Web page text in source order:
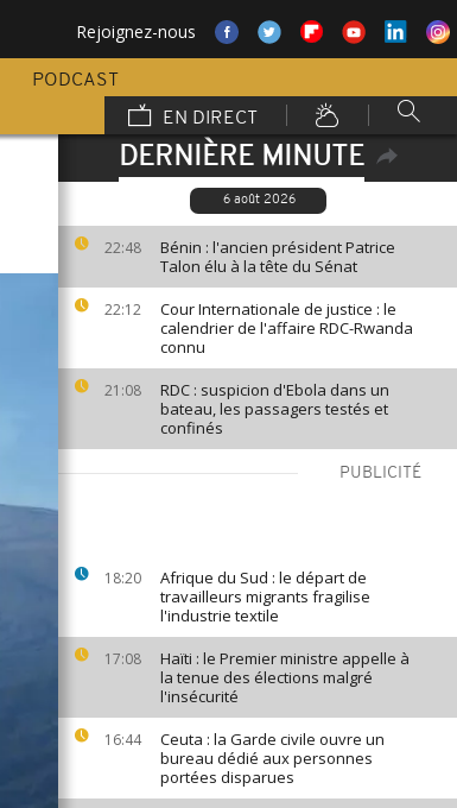
Rejoignez-nous
PODCAST
EN DIRECT
DERNIÈRE MINUTE
6 août 2026
22:48
Bénin : l'ancien président Patrice
Talon élu à la tête du Sénat
22:12
Cour Internationale de justice : le
calendrier de l'affaire RDC-Rwanda
connu
21:08
RDC : suspicion d'Ebola dans un
bateau, les passagers testés et
confinés
PUBLICITÉ
18:20
Afrique du Sud : le départ de
travailleurs migrants fragilise
l'industrie textile
17:08
Haïti : le Premier ministre appelle à
la tenue des élections malgré
l'insécurité
16:44
Ceuta : la Garde civile ouvre un
bureau dédié aux personnes
portées disparues